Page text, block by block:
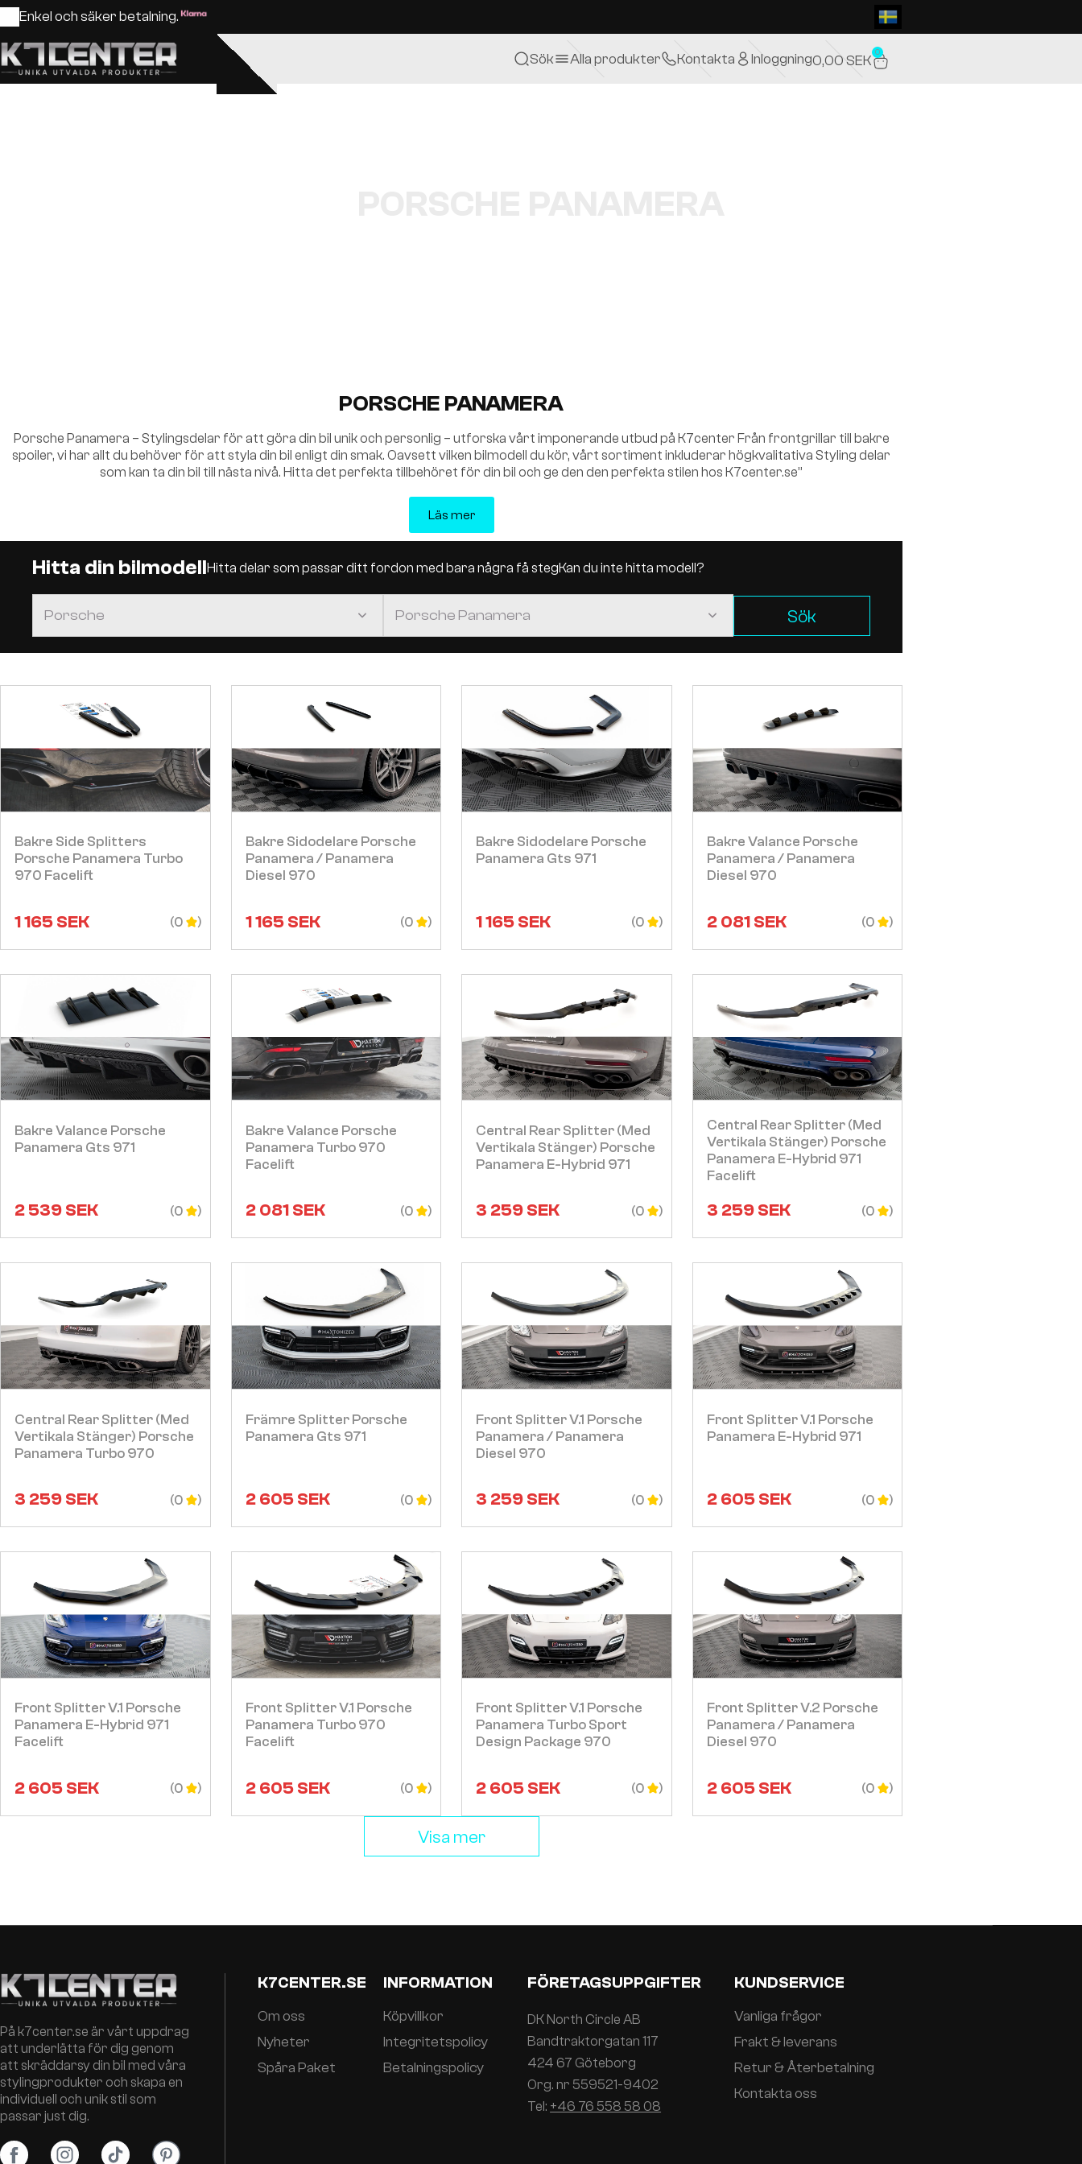
Enkel och säker betalning.
Sök Alla produkter Kontakta Inloggning0,00SEK 0
PORSCHE PANAMERA
Porsche Panamera – Stylingsdelar för att göra din bil unik och personlig – utforska vårt imponerande utbud på K7center Från frontgrillar till bakre
spoiler, vi har allt du behöver för att styla din bil enligt din smak. Oavsett vilken bilmodell du kör, vårt sortiment inkluderar högkvalitativa Styling delar
som kan ta din bil till nästa nivå. Hitta det perfekta tillbehöret för din bil och ge den den perfekta stilen hos K7center.se”
Läs mer
Hitta din bilmodellHitta delar som passar ditt fordon med bara några få stegKan du inte hitta modell?
Sök
Bakre Side Splitters
Porsche Panamera Turbo
970 Facelift
1 165SEK (0
Visa
Bakre Sidodelare Porsche
Panamera / Panamera
Diesel 970
1 165SEK (0
Visa
Bakre Sidodelare Porsche
Panamera Gts 971
1 165SEK (0
Visa
Bakre Valance Porsche
Panamera / Panamera
Diesel 970
2 081SEK (0
Visa
Bakre Valance Porsche
Panamera Gts 971
2 539SEK (0
Visa
Bakre Valance Porsche
Panamera Turbo 970
Facelift
2 081SEK (0
Visa
Central Rear Splitter (med
Vertikala Stänger) Porsche
Panamera E-Hybrid 971
3 259SEK (0
Visa
Central Rear Splitter (med
Vertikala Stänger) Porsche
Panamera E-Hybrid 971
Facelift
3 259SEK (0
Visa
Central Rear Splitter (med
Vertikala Stänger) Porsche
Panamera Turbo 970
3 259SEK (0
Visa
Främre Splitter Porsche
Panamera Gts 971
2 605SEK (0
Visa
Front Splitter V.1 Porsche
Panamera / Panamera
Diesel 970
3 259SEK (0
Visa
Front Splitter V.1 Porsche
Panamera E-Hybrid 971
2 605SEK (0
Visa
Front Splitter V.1 Porsche
Panamera E-Hybrid 971
Facelift
2 605SEK (0
Visa
Front Splitter V.1 Porsche
Panamera Turbo 970
Facelift
2 605SEK (0
Visa
Front Splitter V.1 Porsche
Panamera Turbo Sport
Design Package 970
2 605SEK (0
Visa
Front Splitter V.2 Porsche
Panamera / Panamera
Diesel 970
2 605SEK (0
Visa
Visa mer
På k7center.se är vårt uppdrag
att underlätta för dig genom
att skräddarsy din bil med våra
stylingprodukter och skapa en
individuell och unik stil som
passar just dig.
K7CENTER.SE
Om oss
Nyheter
Spåra Paket
INFORMATION
Köpvillkor
Integritetspolicy
Betalningspolicy
FÖRETAGSUPPGIFTER
DK North Circle AB
Bandtraktorgatan 117
424 67 Göteborg
Org. nr 559521-9402
Tel: +46 76 558 58 08
KUNDSERVICE
Vanliga frågor
Frakt & leverans
Retur & Återbetalning
Kontakta oss